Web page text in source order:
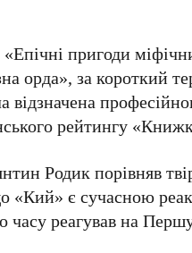
«Епічні пригоди
орда», за короткий
відзначена
рейтингу
Родикпорівняв
є сучасною
часу реагував на